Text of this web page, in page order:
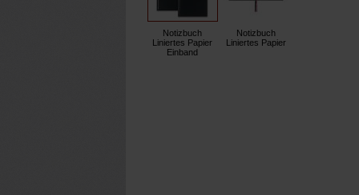
Notizbuch
Liniertes Papier
Einband
Notizbuch
Liniertes Papier